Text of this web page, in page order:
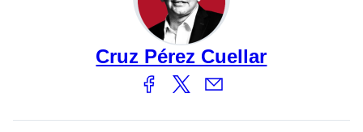
Cruz Pérez Cuellar